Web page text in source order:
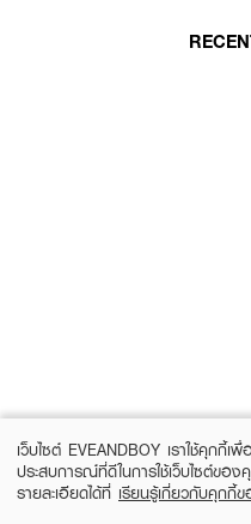
เว็บไซต์ EVEANDBOY เราใช้คุกกี้
ประสบการณ์ที่ดีในการใช้เว็บไซต์ข
รายละเอียดได้ที่ เรียนรู้เกี่ยวกับคุกกี้ข